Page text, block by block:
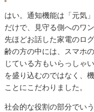
はい。通知機能は「元気
だけで、見守る側へのワ
先ほどお話した家電のロ
齢の方の中には、スマホ
じている方もいらっしゃ
を盛り込むのではなく、
ことにこだわりました。
社会的な役割の部分でい